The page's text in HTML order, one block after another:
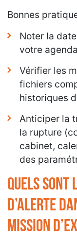
Bonnes
Noter la
votre
Vérifier les
fichiers
historiques
Anticiper la
la rupture
cabinet,
des
Quels sont
d’alerte
mission